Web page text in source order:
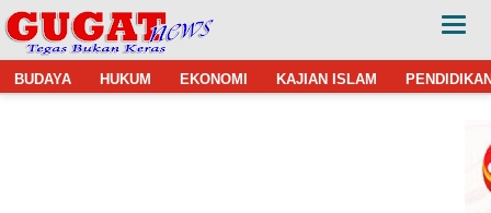
BUDAYA HUKUM EKONOMI KAJIAN ISLAM